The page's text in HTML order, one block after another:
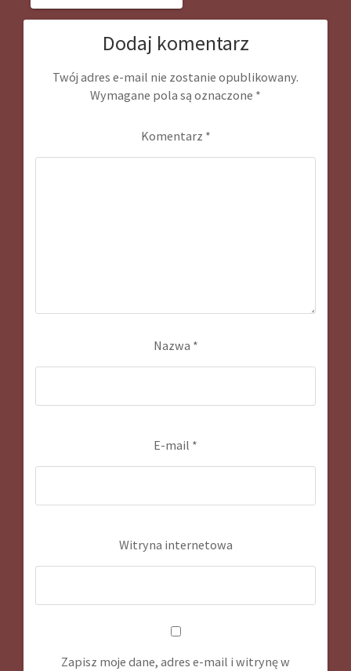
Dodaj komentarz
Twój adres e-mail nie zostanie opublikowany.
Wymagane pola są oznaczone *
Komentarz *
Nazwa *
E-mail *
Witryna internetowa
Zapisz moje dane, adres e-mail i witrynę w